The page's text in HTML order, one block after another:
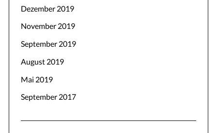
Dezember 2019
November 2019
September 2019
August 2019
Mai 2019
September 2017